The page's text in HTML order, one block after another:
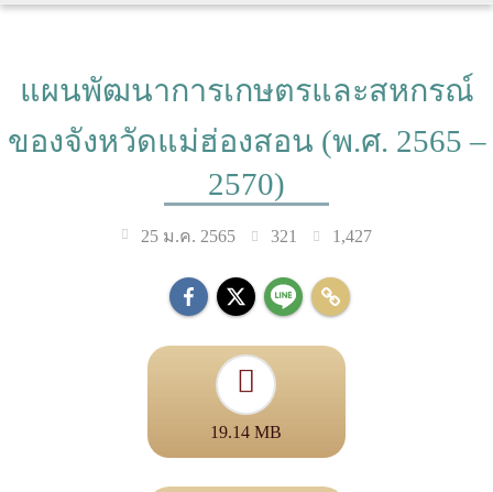
แผนพัฒนาการเกษตรและสหกรณ์
ของจังหวัดแม่ฮ่องสอน (พ.ศ. 2565 –
2570)
25 ม.ค. 2565 321 1,427
19.14 MB